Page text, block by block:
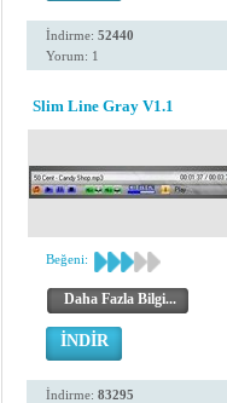
İndirme: 52440
Yorum: 1
Slim Line Gray V1.1
Beğeni:
Daha Fazla Bilgi...
İNDİR
İndirme: 83295